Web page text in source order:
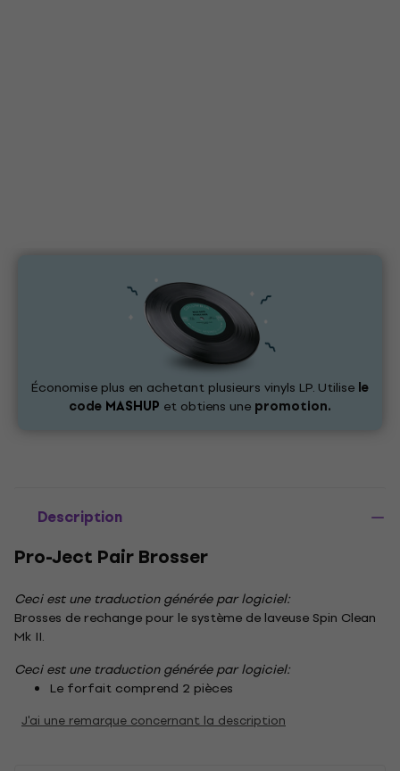
Économise plus en achetant plusieurs vinyls LP. Utilise le
code MASHUP et obtiens une promotion.
Description
Pro-Ject Pair Brosser
Ceci est une traduction générée par logiciel:
Brosses de rechange pour le système de laveuse Spin Clean
Mk II.
Ceci est une traduction générée par logiciel:
Le forfait comprend 2 pièces
J'ai une remarque concernant la description